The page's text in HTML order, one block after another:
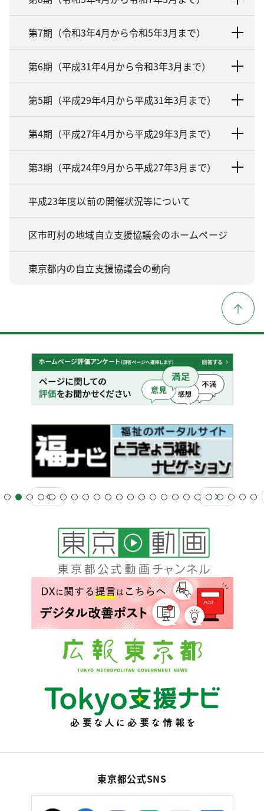
第7期（令和3年4月から令和5年3月まで）
第6期（平成31年4月から令和3年3月まで）
第5期（平成29年4月から平成31年3月まで）
第4期（平成27年4月から平成29年3月まで）
第3期（平成24年9月から平成27年3月まで）
平成23年度以前の開催状況等について
区市町村の地域自立支援協議会のホームページ
東京都内の自立支援協議会の動向
東京都公式SNS